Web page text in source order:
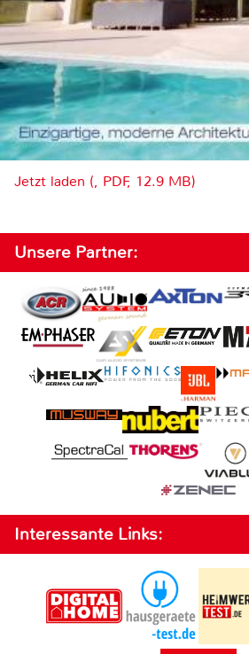
Jetzt laden (, PDF, 12.9 MB)
Unsere Partner:
Interessante Links: